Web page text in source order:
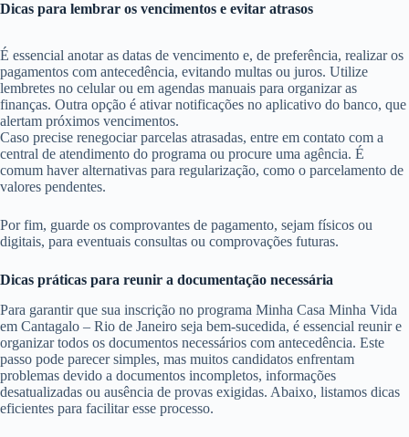
Dicas para lembrar os vencimentos e evitar atrasos
É essencial anotar as datas de vencimento e, de preferência, realizar os
pagamentos com antecedência, evitando multas ou juros. Utilize
lembretes no celular ou em agendas manuais para organizar as
finanças. Outra opção é ativar notificações no aplicativo do banco, que
alertam próximos vencimentos.
Caso precise renegociar parcelas atrasadas, entre em contato com a
central de atendimento do programa ou procure uma agência. É
comum haver alternativas para regularização, como o parcelamento de
valores pendentes.
Por fim, guarde os comprovantes de pagamento, sejam físicos ou
digitais, para eventuais consultas ou comprovações futuras.
Dicas práticas para reunir a documentação necessária
Para garantir que sua inscrição no programa Minha Casa Minha Vida
em Cantagalo – Rio de Janeiro seja bem-sucedida, é essencial reunir e
organizar todos os documentos necessários com antecedência. Este
passo pode parecer simples, mas muitos candidatos enfrentam
problemas devido a documentos incompletos, informações
desatualizadas ou ausência de provas exigidas. Abaixo, listamos dicas
eficientes para facilitar esse processo.